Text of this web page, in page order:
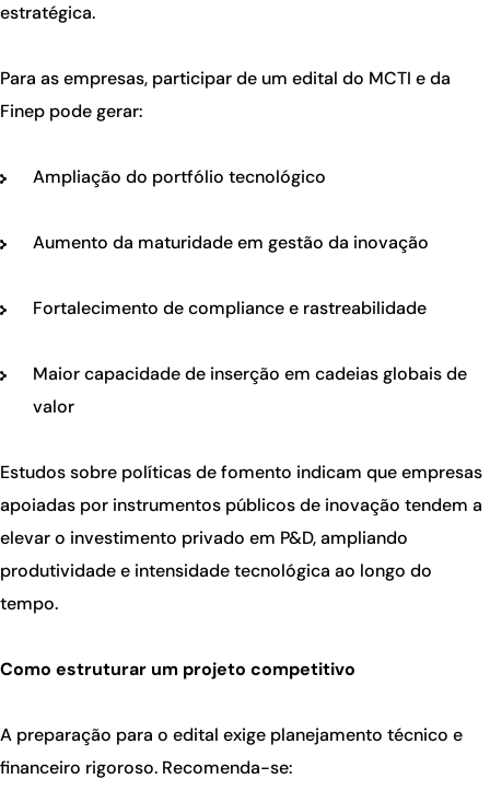
estratégica.
Para as empresas, participar de um edital do MCTI e da
Finep pode gerar:
Ampliação do portfólio tecnológico
Aumento da maturidade em gestão da inovação
Fortalecimento de compliance e rastreabilidade
Maior capacidade de inserção em cadeias globais de
valor
Estudos sobre políticas de fomento indicam que empresas
apoiadas por instrumentos públicos de inovação tendem a
elevar o investimento privado em P&D, ampliando
produtividade e intensidade tecnológica ao longo do
tempo.
Como estruturar um projeto competitivo
A preparação para o edital exige planejamento técnico e
financeiro rigoroso. Recomenda-se: